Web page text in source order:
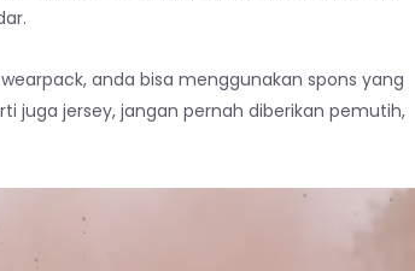
anda bisa menggunakan spons yang
juga jersey, jangan pernah diberikan pemutih,